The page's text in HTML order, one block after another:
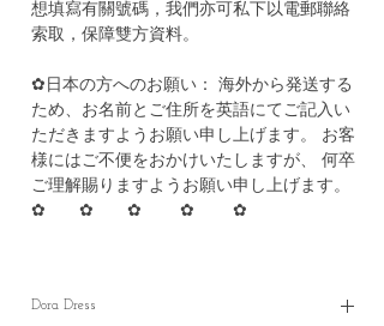
想填寫有關號碼，我們亦可私下以電郵聯絡
索取，保障雙方資料。
✿日本の方へのお願い： 海外から発送する
ため、お名前とご住所を英語にてご記入い
ただきますようお願い申し上げます。 お客
様にはご不便をおかけいたしますが、 何卒
ご理解賜りますようお願い申し上げます。
✿ ✿ ✿ ✿ ✿
Dora Dress